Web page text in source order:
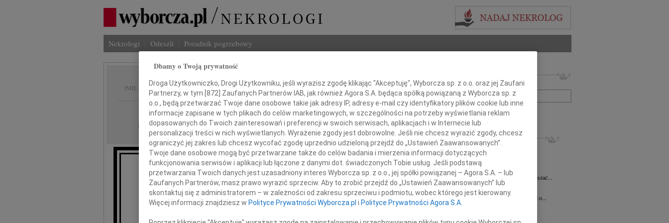
Nekrologi Odeszli Poradnik pogrzebowy
IMIĘ I NAZWISKO: Michał Gmytrasiewicz
REGION: Warszawa
DATA EMISJI: 10.06.2009
Ze smutkiem przyjęliśmy wiadomość o śmierci
prof. dr. hab.
Imię i nazwisko lub numer ogłoszenia:
+ szukanie zaawansowane
INNE NEKROLOGI
Marek Pliszkiewicz 05.08.2026
Ze smutkiem żegnamy Profesora Marka...
Marianna Szymańska
Gdyby miłość mogła uzdrawiać a łzy wskrzeszać...
Andrzej Gołaszewski
Z wielkim smutkiem przyjęliśmy wiadomość o...
Andrzej Perzanowski
Z głębokim smutkiem i niedowierzaniem...
Dbamy o Twoją prywatność
Droga Użytkowniczko, Drogi Użytkowniku, jeśli wyrazisz zgodę klikając "Akceptuję", Wyborcza sp. z o.o. oraz jej Zaufani
Partnerzy, w tym [872] Zaufanych Partnerów IAB, jak również Agora S.A. będąca spółką powiązaną z Wyborcza sp. z
o.o., będą przetwarzać Twoje dane osobowe takie jak adresy IP, adresy e-mail czy identyfikatory plików cookie lub inne
informacje zapisane w tych plikach do celów marketingowych, w szczególności na potrzeby wyświetlania reklam
dopasowanych do Twoich zainteresowań i preferencji w swoich serwisach, aplikacjach i w Internecie lub
personalizacji treści w nich wyświetlanych. Wyrażenie zgody jest dobrowolne. Jeśli nie chcesz wyrazić zgody, chcesz
ograniczyć jej zakres lub chcesz wycofać zgodę uprzednio udzieloną przejdź do „Ustawień Zaawansowanych”.
Twoje dane osobowe mogą być przetwarzane także do celów badania i mierzenia informacji dotyczących
funkcjonowania serwisów i aplikacji lub łączone z danymi dot. świadczonych Tobie usług. Jeśli podstawą
przetwarzania Twoich danych jest uzasadniony interes Wyborcza sp. z o.o., jej spółki powiązanej – Agora S.A. – lub
Zaufanych Partnerów, masz prawo wyrazić sprzeciw. Aby to zrobić przejdź do „Ustawień Zaawansowanych” lub
skontaktuj się z administratorem – w zależności od zakresu sprzeciwu i podmiotu, wobec którego jest kierowany.
Więcej informacji znajdziesz w Polityce Prywatności Wyborcza.pl i Polityce Prywatności Agora S.A.